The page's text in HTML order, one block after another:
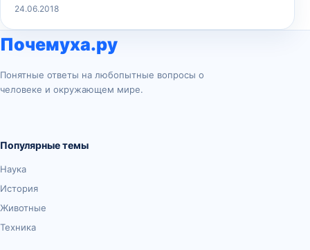
24.06.2018
Почемуха.ру
Понятные ответы на любопытные вопросы о
человеке и окружающем мире.
Популярные темы
Наука
История
Животные
Техника